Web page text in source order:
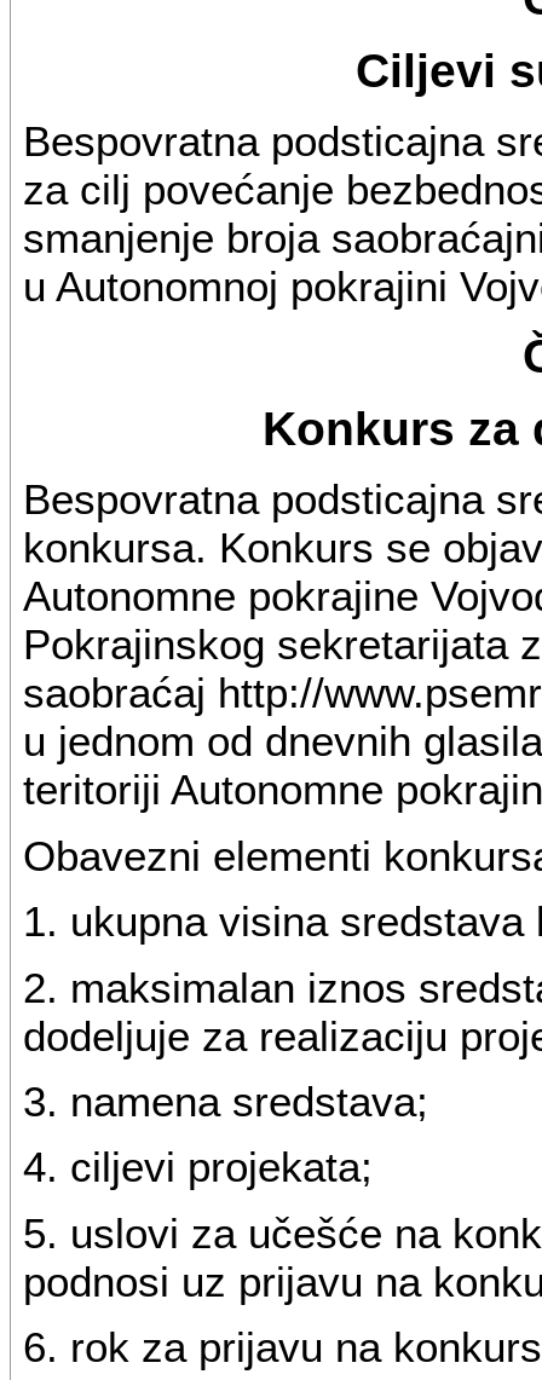
Ciljevi
Bespovratna podsticajna
za cilj povećanje
smanjenje broja
u Autonomnoj pokrajini
Konkurs za
Bespovratna podsticajna
konkursa. Konkurs se
Autonomne pokrajine
Pokrajinskog sekretarijata
saobraćaj http://
u jednom od dnevnih
teritoriji Autonomne
Obavezni elementi
1. ukupna visina
2. maksimalan iznos
dodeljuje za realizaciju
3. namena sredstava;
4. ciljevi projekata;
5. uslovi za učešće na
podnosi uz prijavu na
6. rok za prijavu na